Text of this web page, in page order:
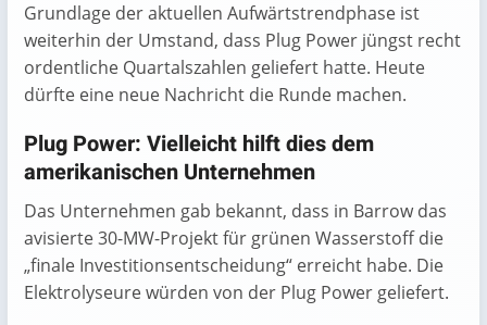
Grundlage der aktuellen Aufwärtstrendphase ist
weiterhin der Umstand, dass Plug Power jüngst recht
ordentliche Quartalszahlen geliefert hatte. Heute
dürfte eine neue Nachricht die Runde machen.
Plug Power: Vielleicht hilft dies dem
amerikanischen Unternehmen
Das Unternehmen gab bekannt, dass in Barrow das
avisierte 30-MW-Projekt für grünen Wasserstoff die
„finale Investitionsentscheidung“ erreicht habe. Die
Elektrolyseure würden von der Plug Power geliefert.